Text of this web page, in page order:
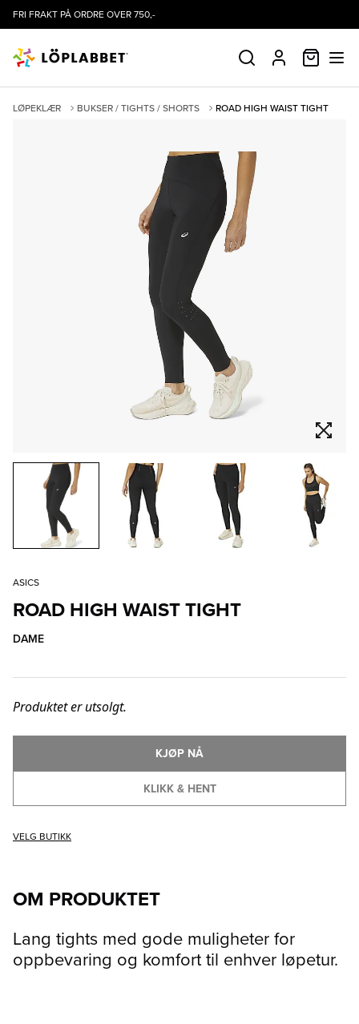
FRI FRAKT PÅ ORDRE OVER 750,-
SØK PROFIL
LØPEKLÆR BUKSER / TIGHTS / SHORTS ROAD HIGH WAIST TIGHT
ASICS
ROAD HIGH WAIST TIGHT
DAME
Produktet er utsolgt.
KLIKK & HENT
KJØP NÅ
VELG BUTIKK
OM PRODUKTET
Lang tights med gode muligheter for
oppbevaring og komfort til enhver løpetur.